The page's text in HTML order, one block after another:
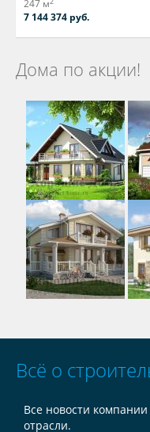
247 м
7 144 374 руб.
Дома по акции!
Всё о
Все новости
отрасли.